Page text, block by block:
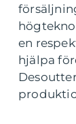
en
hjälpa